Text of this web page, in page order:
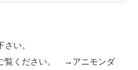
い。
覧ください。 → アニモンダ